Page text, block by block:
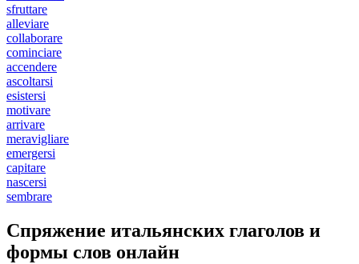
sfruttare
alleviare
collaborare
cominciare
accendere
ascoltarsi
esistersi
motivare
arrivare
meravigliare
emergersi
capitare
nascersi
sembrare
Спряжение итальянских глаголов и
формы слов онлайн